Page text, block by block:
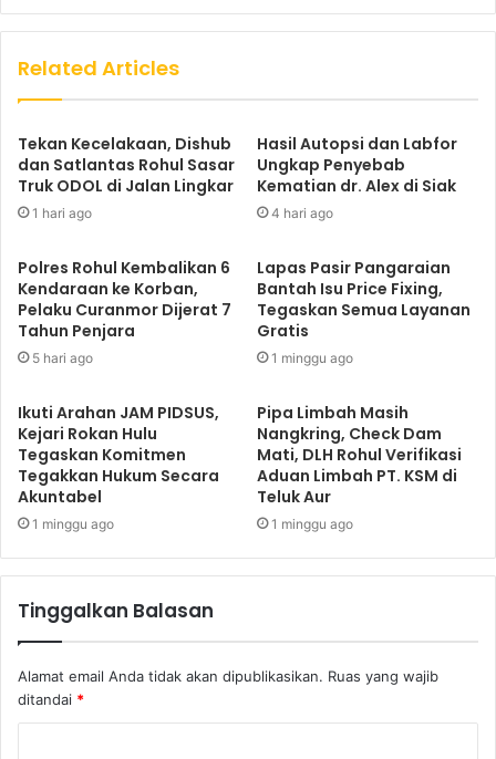
Related Articles
Tekan Kecelakaan, Dishub
dan Satlantas Rohul Sasar
Truk ODOL di Jalan Lingkar
1 hari ago
Hasil Autopsi dan Labfor
Ungkap Penyebab
Kematian dr. Alex di Siak
4 hari ago
Polres Rohul Kembalikan 6
Kendaraan ke Korban,
Pelaku Curanmor Dijerat 7
Tahun Penjara
5 hari ago
Lapas Pasir Pangaraian
Bantah Isu Price Fixing,
Tegaskan Semua Layanan
Gratis
1 minggu ago
Ikuti Arahan JAM PIDSUS,
Kejari Rokan Hulu
Tegaskan Komitmen
Tegakkan Hukum Secara
Akuntabel
1 minggu ago
Pipa Limbah Masih
Nangkring, Check Dam
Mati, DLH Rohul Verifikasi
Aduan Limbah PT. KSM di
Teluk Aur
1 minggu ago
Tinggalkan Balasan
Alamat email Anda tidak akan dipublikasikan. Ruas yang wajib
ditandai *